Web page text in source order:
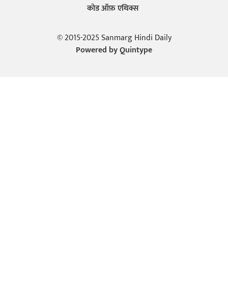
कोड ऑफ़ एथिक्स
© 2015-2025 Sanmarg Hindi Daily
Powered byQuintype